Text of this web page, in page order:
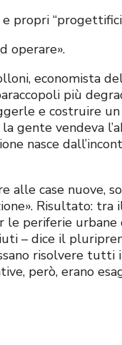
e propri
operare».
economista
più
e costruire
vendeva
nasce
alle case nuove,
Risultato:
le periferie
– dice il
risolvere tutti
però, erano